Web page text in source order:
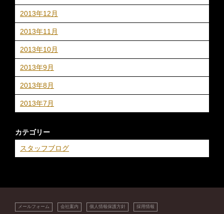
2013年12月
2013年11月
2013年10月
2013年9月
2013年8月
2013年7月
カテゴリー
スタッフブログ
メールフォーム 会社案内 個人情報保護方針 採用情報